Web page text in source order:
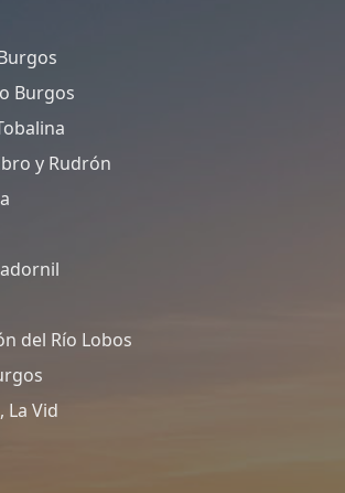
Burgos
y Rudrón
del Río Lobos
La Vid